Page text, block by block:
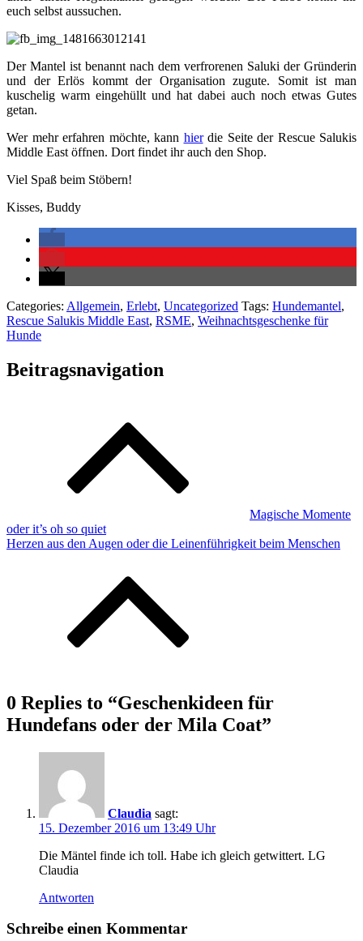
euch selbst aussuchen.
Der Mantel ist benannt nach dem verfrorenen Saluki der Gründerin
und der Erlös kommt der Organisation zugute. Somit ist man
kuschelig warm eingehüllt und hat dabei auch noch etwas Gutes
getan.
Wer mehr erfahren möchte, kann hierdie Seite der Rescue Salukis
Middle East öffnen. Dort findet ihr auch den Shop.
Viel Spaß beim Stöbern!
Kisses, Buddy
Categories: Allgemein, Erlebt, Uncategorized Tags: Hundemantel,
Rescue Salukis Middle East, RSME, Weihnachtsgeschenke für
Hunde
Beitragsnavigation
Magische Momente
oder it’s oh so quiet
Herzen aus den Augen oder die Leinenführigkeit beim Menschen
0 Replies to “Geschenkideen für
Hundefans oder der Mila Coat”
Claudia sagt:
15. Dezember 2016 um 13:49 Uhr
Die Mäntel finde ich toll. Habe ich gleich getwittert. LG
Claudia
Antworten
Schreibe einen Kommentar